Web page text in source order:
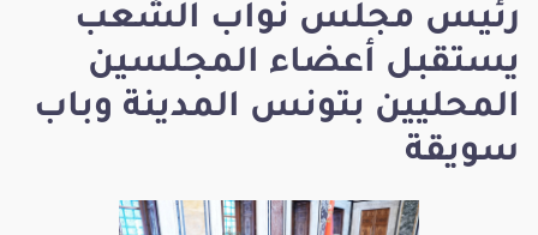
رئيس مجلس نواب الشعب
يستقبل أعضاء المجلسين
المحليين بتونس المدينة وباب
سويقة